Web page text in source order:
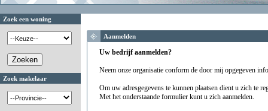
Zoek een woning
Zoek makelaar
Aanmelden
Uw bedrijf aanmelden?
Neem onze organisatie conform de door mij opgegeven
Om uw adresgegevens te kunnen plaatsen dient u zich te
Met het onderstaande formulier kunt u zich aanmelden.